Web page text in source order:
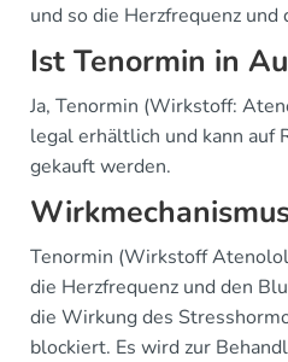
und so die Herzfrequenz
Ist Tenormin in
Ja, Tenormin (Wirkstoff:
legal erhältlich und kann auf
gekauft werden.
Tenormin (Wirkstoff
die Herzfrequenz und den
die Wirkung des
blockiert. Es wird zur